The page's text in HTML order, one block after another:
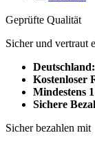
Geprüfte Qualität
Sicher und vertraut
Kostenloser
Mindestens
Sichere
Sicher bezahlen mit